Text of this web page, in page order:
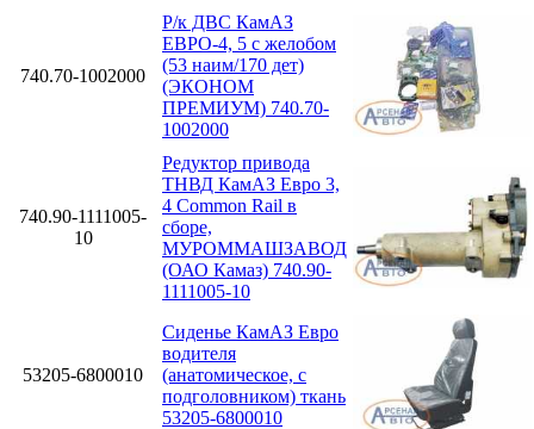
740.70-1002000
Р/к ДВС КамАЗ
ЕВРО-4, 5 с желобом
(53 наим/170 дет)
(ЭКОНОМ
ПРЕМИУМ) 740.70-
1002000
740.90-1111005-
10
Редуктор привода
ТНВД КамАЗ Евро 3,
4 Cоmmon Rail в
сборе,
МУРОММАШЗАВОД
(ОАО Камаз) 740.90-
1111005-10
53205-6800010
Сиденье КамАЗ Евро
водителя
(анатомическое, с
подголовником) ткань
53205-6800010